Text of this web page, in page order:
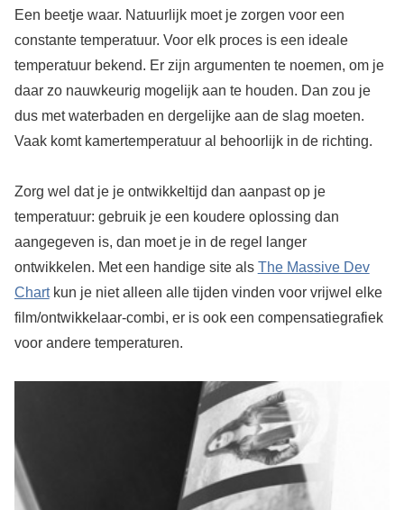
Een beetje waar. Natuurlijk moet je zorgen voor een
constante temperatuur. Voor elk proces is een ideale
temperatuur bekend. Er zijn argumenten te noemen, om je
daar zo nauwkeurig mogelijk aan te houden. Dan zou je
dus met waterbaden en dergelijke aan de slag moeten.
Vaak komt kamertemperatuur al behoorlijk in de richting.
Zorg wel dat je je ontwikkeltijd dan aanpast op je
temperatuur: gebruik je een koudere oplossing dan
aangegeven is, dan moet je in de regel langer
ontwikkelen. Met een handige site als The Massive Dev
Chartkun je niet alleen alle tijden vinden voor vrijwel elke
film/ontwikkelaar-combi, er is ook een compensatiegrafiek
voor andere temperaturen.